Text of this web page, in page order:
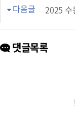
다음글
2025 수
댓글목록